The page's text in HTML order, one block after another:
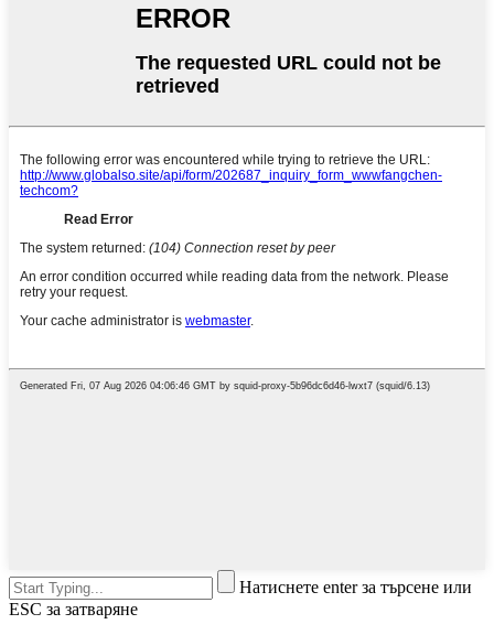
Натиснете enter за търсене или
ESC за затваряне